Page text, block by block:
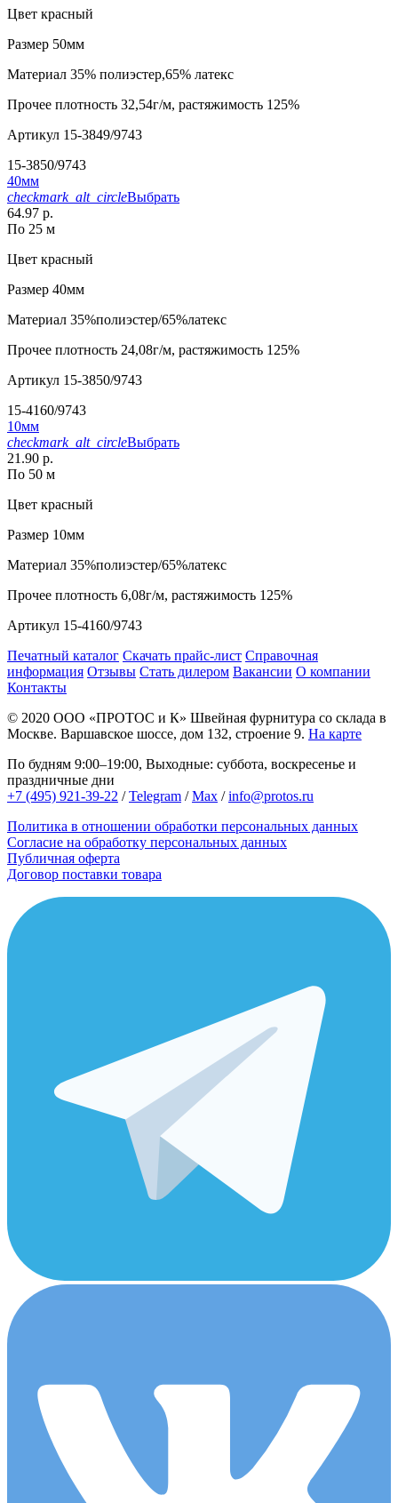
Цвет красный
Размер 50мм
Материал 35% полиэстер,65% латекс
Прочее плотность 32,54г/м, растяжимость 125%
Артикул 15-3849/9743
15-3850/9743
40мм
checkmark_alt_circleВыбрать
64.97 р.
По 25 м
Цвет красный
Размер 40мм
Материал 35%полиэстер/65%латекс
Прочее плотность 24,08г/м, растяжимость 125%
Артикул 15-3850/9743
15-4160/9743
10мм
checkmark_alt_circleВыбрать
21.90 р.
По 50 м
Цвет красный
Размер 10мм
Материал 35%полиэстер/65%латекс
Прочее плотность 6,08г/м, растяжимость 125%
Артикул 15-4160/9743
Печатный каталог Скачать прайс-лист Справочная
информация Отзывы Стать дилером Вакансии О компании
Контакты
© 2020 ООО «ПРОТОС и К» Швейная фурнитура со склада в
Москве. Варшавское шоссе, дом 132, строение 9. На карте
По будням 9:00–19:00, Выходные: суббота, воскресенье и
праздничные дни
+7 (495) 921-39-22 /Telegram /Max /info@protos.ru
Политика в отношении обработки персональных данных
Согласие на обработку персональных данных
Публичная оферта
Договор поставки товара